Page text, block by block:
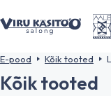
E-pood Kõik tooted
Kõik tooted